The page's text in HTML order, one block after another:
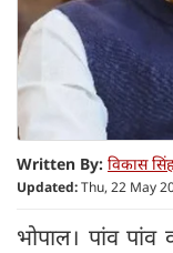
Written By: विकास सिंह
Updated:Thu, 22 May
भोपाल। पांव